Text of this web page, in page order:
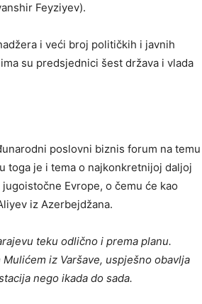
Feyziyev).
i veći broj političkih i javnih
su predsjednici šest država i vlada
poslovni biznis forum na temu
toga je i tema o najkonkretnijoj daljoj
Evrope, o čemu će kao
iz Azerbejdžana.
teku odlično i prema planu.
iz Varšave, uspješno obavlja
nego ikada do sada.